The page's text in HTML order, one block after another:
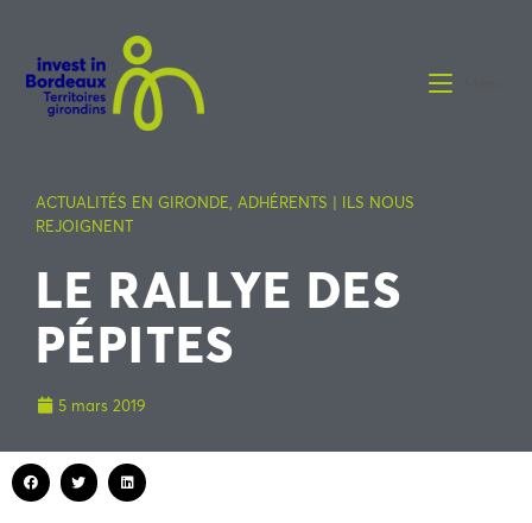
ACTUALITÉS EN GIRONDE, ADHÉRENTS | ILS NOUS
REJOIGNENT
LE RALLYE DES
PÉPITES
5 mars 2019